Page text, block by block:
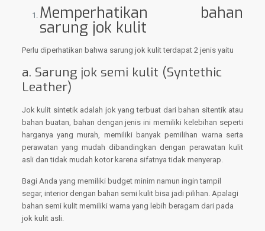
Memperhatikan bahan
sarung jok kulit
Perlu diperhatikan bahwa sarung jok kulit terdapat 2 jenis yaitu
a. Sarung jok semi kulit (Syntethic
Leather)
Jok kulit sintetik adalah jok yang terbuat dari bahan sitentik atau
bahan buatan, bahan dengan jenis ini memiliki kelebihan seperti
harganya yang murah, memiliki banyak pemilihan warna serta
perawatan yang mudah dibandingkan dengan perawatan kulit
asli dan tidak mudah kotor karena sifatnya tidak menyerap.
Bagi Anda yang memiliki budget minim namun ingin tampil
segar, interior dengan bahan semi kulit bisa jadi pilihan. Apalagi
bahan semi kulit memiliki warna yang lebih beragam dari pada
jok kulit asli.